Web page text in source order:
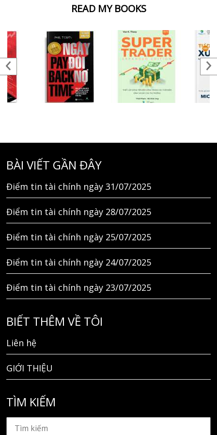
READ MY BOOKS
BÀI VIẾT GẦN ĐÂY
Điểm tin tài chính ngày 31/07/2025
Điểm tin tài chính ngày 28/07/2025
Điểm tin tài chính ngày 25/07/2025
Điểm tin tài chính ngày 24/07/2025
Điểm tin tài chính ngày 23/07/2025
BIẾT THÊM VỀ TÔI
Liên hệ
GIỚI THIỆU
TÌM KIẾM